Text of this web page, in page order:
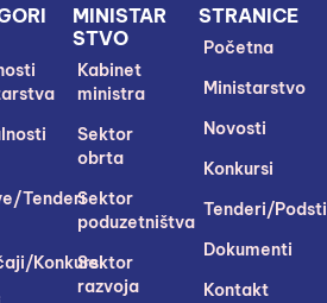
STRANICE
Početna
Ministarstvo
Novosti
Konkursi
Tenderi/
Dokumenti
Kontakt
MINISTAR
STVO
Kabinet
ministra
Sektor
obrta
Sektor
poduzetništva
Sektor
razvoja
Tenderi
Konkursi